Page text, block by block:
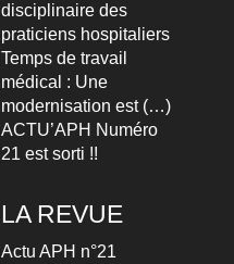
disciplinaire des
praticiens hospitaliers
Temps de travail
médical : Une
modernisation est (…)
ACTU’APH Numéro
21 est sorti !!
LA REVUE
Actu APH n°21